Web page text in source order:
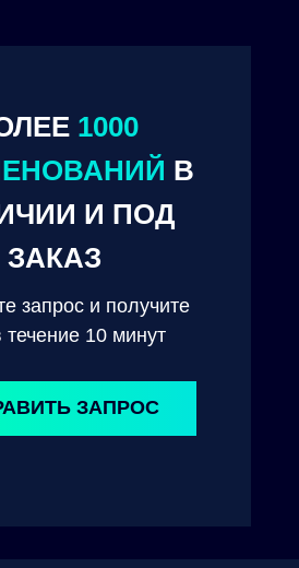
ЗАПРОС
1000
В
И ПОД
ЗАКАЗ
запрос и получите
течение 10 минут
Инжиниринг"